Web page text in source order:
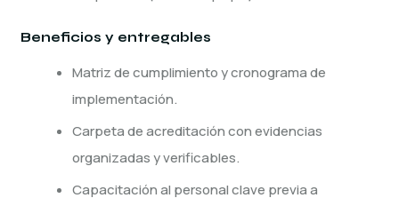
Beneficios y entregables
Matriz de cumplimiento y cronograma de
implementación.
Carpeta de acreditación con evidencias
organizadas y verificables.
Capacitación al personal clave previa a